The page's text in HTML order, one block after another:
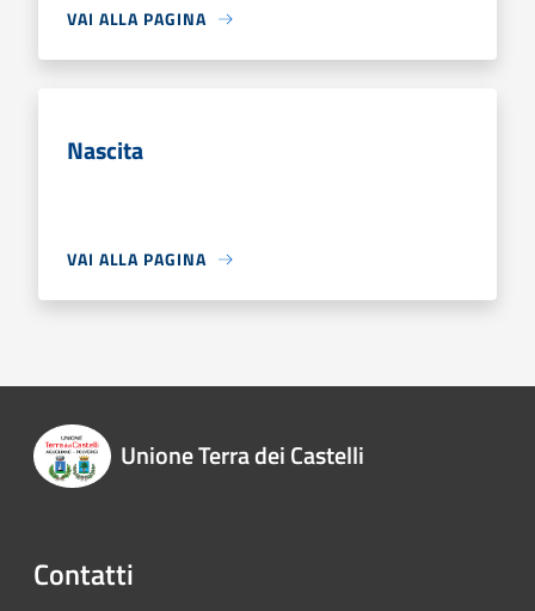
VAI ALLA PAGINA
Nascita
VAI ALLA PAGINA
Unione Terra dei Castelli
Contatti